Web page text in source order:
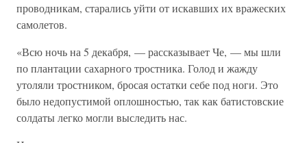
проводникам, старались уйти от искавших их вражеских
самолетов.
«Всю ночь на 5 декабря, — рассказывает Че, — мы шли
по плантации сахарного тростника. Голод и жажду
утоляли тростником, бросая остатки себе под ноги. Это
было недопустимой оплошностью, так как батистовские
солдаты легко могли выследить нас.